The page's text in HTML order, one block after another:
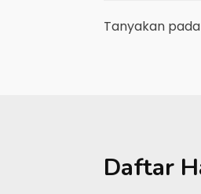
Tanyakan
Daftar